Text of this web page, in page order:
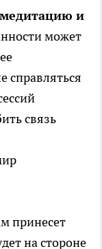
медитацию и
может
справляться
связь
принесет
на стороне